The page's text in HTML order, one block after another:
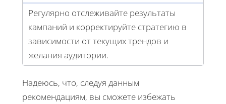
Регулярно отслеживайте результаты
кампаний и корректируйте стратегию в
зависимости от текущих трендов и
желания аудитории.
Надеюсь, что, следуя данным
рекомендациям, вы сможете избежать